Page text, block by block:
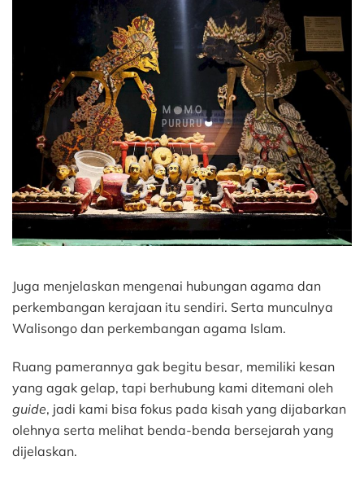
Juga menjelaskan mengenai hubungan agama dan
perkembangan kerajaan itu sendiri. Serta munculnya
Walisongo dan perkembangan agama Islam.
Ruang pamerannya gak begitu besar, memiliki kesan
yang agak gelap, tapi berhubung kami ditemani oleh
guide, jadi kami bisa fokus pada kisah yang dijabarkan
olehnya serta melihat benda-benda bersejarah yang
dijelaskan.